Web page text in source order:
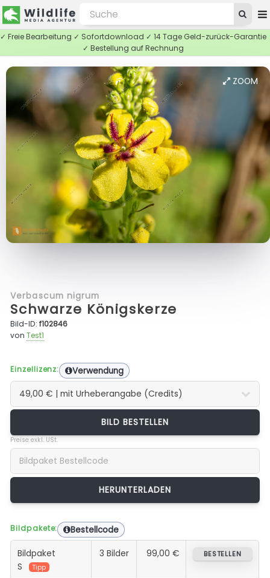
✓ Freie Bearbeitung ✓ Sofortdownload ✓ 14 Tage Geld-zurück-Garantie
✓ Bestellung auf Rechnung
ZOOM
Verbascum nigrum
Schwarze Königskerze
Bild-ID:f102846
vonTest1
Einzellizenz: Verwendung
BILD BESTELLEN
Preise exkl. USt.
Bildpakete: Bestellcode
Bildpaket
S
Tipp
3 Bilder 99,00 € BESTELLEN